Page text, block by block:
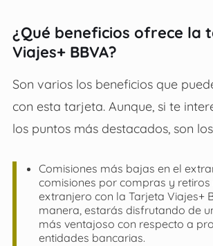
¿Qué beneficios ofrece la
Viajes+ BBVA?
Son varios los beneficios que
con esta tarjeta. Aunque, si te
los puntos más destacados, son
Comisiones más bajas en el
comisiones por compras y retiros
extranjero con la Tarjeta Viajes+
manera, estarás disfrutando de
más ventajoso con respecto a
entidades bancarias.